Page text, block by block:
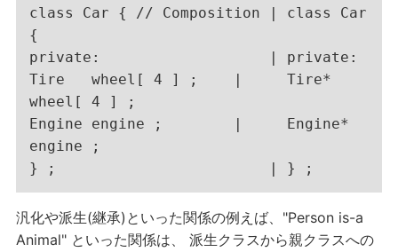
class Car { // Composition | class Car
{
private:                   | private:
Tire   wheel[ 4 ] ;    |     Tire*
wheel[ 4 ] ;
Engine engine ;        |     Engine*
engine ;
汎化や派生(継承)といった関係の例えば、"Person is-a
Animal" といった関係は、 派生クラスから親クラスへの